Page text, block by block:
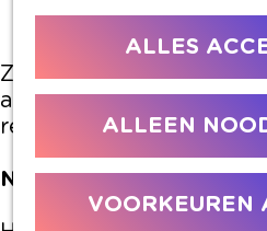
ALLES
ALLEEN
VOORKEUREN
Zaterdag 8 april is het
aan den Rijn! En dat
redenen.
Nieuwe inwoners voor